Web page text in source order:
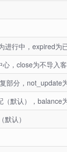
进行中，expired为
，close为不导入
部分，not_update
默认），balance
认）